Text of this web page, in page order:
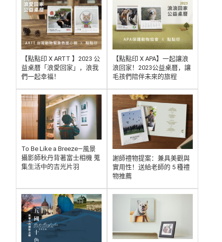
【點點印 X ARTT 】2023 公
益桌曆「浪愛回家」，浪我
們一起幸福！
【點點印 X APA】一起讓浪
浪回家！2023公益桌曆，讓
毛孩們陪伴未來的旅程
To Be Like a Breeze—風景
攝影師秋丹背著富士相機 蒐
集生活中的吉光片羽
謝師禮物提案：兼具美觀與
實用性！送給老師的 5 種禮
物推薦